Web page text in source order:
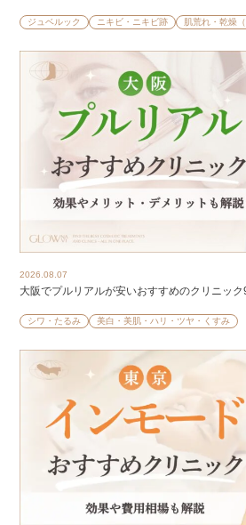
ジュベルック ニキビ・ニキビ跡 肌荒れ・乾燥（
2026.08.07
大阪でプルリアルが安いおすすめのクリニッ
シワ・たるみ 美白・美肌・ハリ・ツヤ・くすみ